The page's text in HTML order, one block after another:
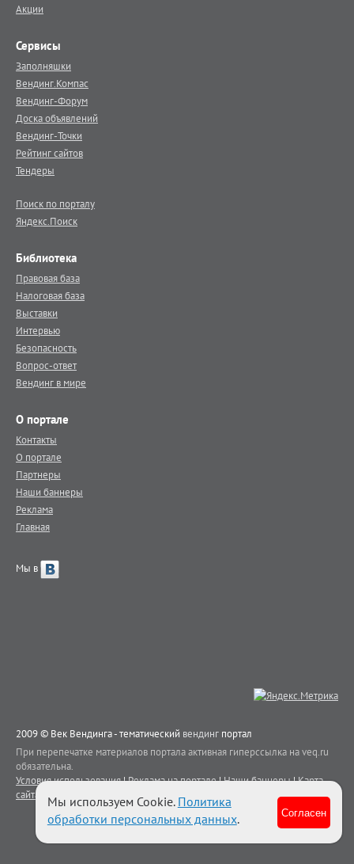
Акции
Сервисы
Заполняшки
Вендинг.Компас
Вендинг-Форум
Доска объявлений
Вендинг-Точки
Рейтинг сайтов
Тендеры
Поиск по порталу
Яндекс.Поиск
Библиотека
Правовая база
Налоговая база
Выставки
Интервью
Безопасность
Вопрос-ответ
Вендинг в мире
О портале
Контакты
О портале
Партнеры
Наши баннеры
Реклама
Главная
Мы в
2009 © Век Вендинга - тематический вендинг портал
При перепечатке материалов портала активная гиперссылка на veq.ru
обязательна.
Условия использования|Реклама на портале|Наши баннеры|Карта
сайта
Контакты
Мы используем Cookie. Политика
обработки персональных данных. Согласен